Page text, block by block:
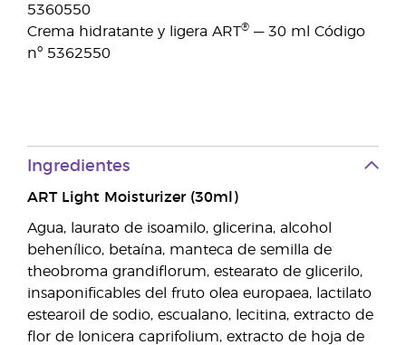
5360550
Crema hidratante y ligera ART® — 30 ml Código
nº 5362550
Ingredientes
ART Light Moisturizer (30ml)
Agua, laurato de isoamilo, glicerina, alcohol
behenílico, betaína, manteca de semilla de
theobroma grandiflorum, estearato de glicerilo,
insaponificables del fruto olea europaea, lactilato
estearoil de sodio, escualano, lecitina, extracto de
flor de lonicera caprifolium, extracto de hoja de